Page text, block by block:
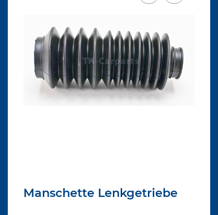
Manschette Lenkgetriebe